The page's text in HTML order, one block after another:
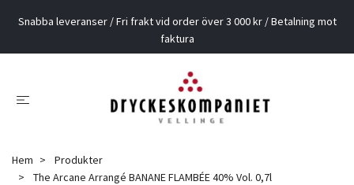
Snabba leveranser / Fri frakt vid order över 3 000 kr / Betalning mot
faktura
Hem
Produkter
The Arcane Arrangé BANANE FLAMBÉE 40% Vol. 0,7l